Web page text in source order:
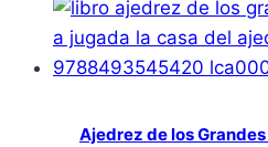
Ajedrez de los